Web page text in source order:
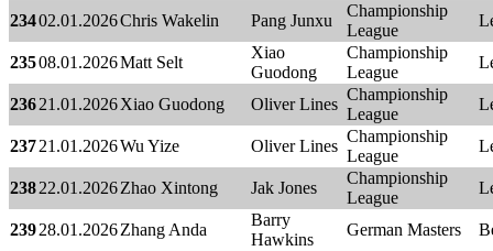
23402.01.2026Chris Wakelin Pang Junxu
Championship
League
23508.01.2026Matt Selt
Xiao
Guodong
Championship
League
23621.01.2026Xiao Guodong Oliver Lines
Championship
League
23721.01.2026Wu Yize Oliver Lines
Championship
League
23822.01.2026Zhao Xintong Jak Jones
Championship
League
23928.01.2026Zhang Anda
Barry
Hawkins
German Masters